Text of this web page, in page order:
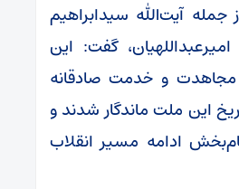
آیت‌الله سیدابراهیم
گفت: این
مجاهدت و خدمت صادقانه
این ملت ماندگار شدند و
ادامه مسیر انقلاب